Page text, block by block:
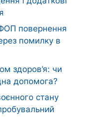
повернення
помилку в
здоров’я: чи
допомога?
стану